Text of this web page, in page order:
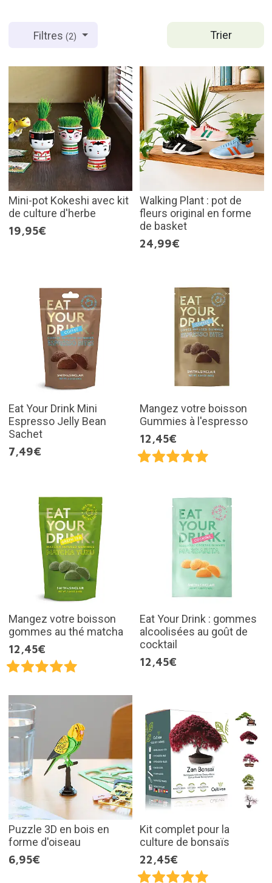
Trier
Filtres(2)
Mini-pot Kokeshi avec kit
de culture d'herbe
19,95€
Walking Plant : pot de
fleurs original en forme
de basket
24,99€
Eat Your Drink Mini
Espresso Jelly Bean
Sachet
7,49€
Mangez votre boisson
Gummies à l'espresso
12,45€
Mangez votre boisson
gommes au thé matcha
12,45€
Eat Your Drink : gommes
alcoolisées au goût de
cocktail
12,45€
Puzzle 3D en bois en
forme d'oiseau
6,95€
Kit complet pour la
culture de bonsaïs
22,45€